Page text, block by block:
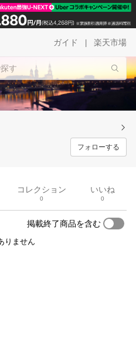
ガイド 楽天市場
フォローする
コレクション
0
いいね
0
掲載終了商品を含む
りません